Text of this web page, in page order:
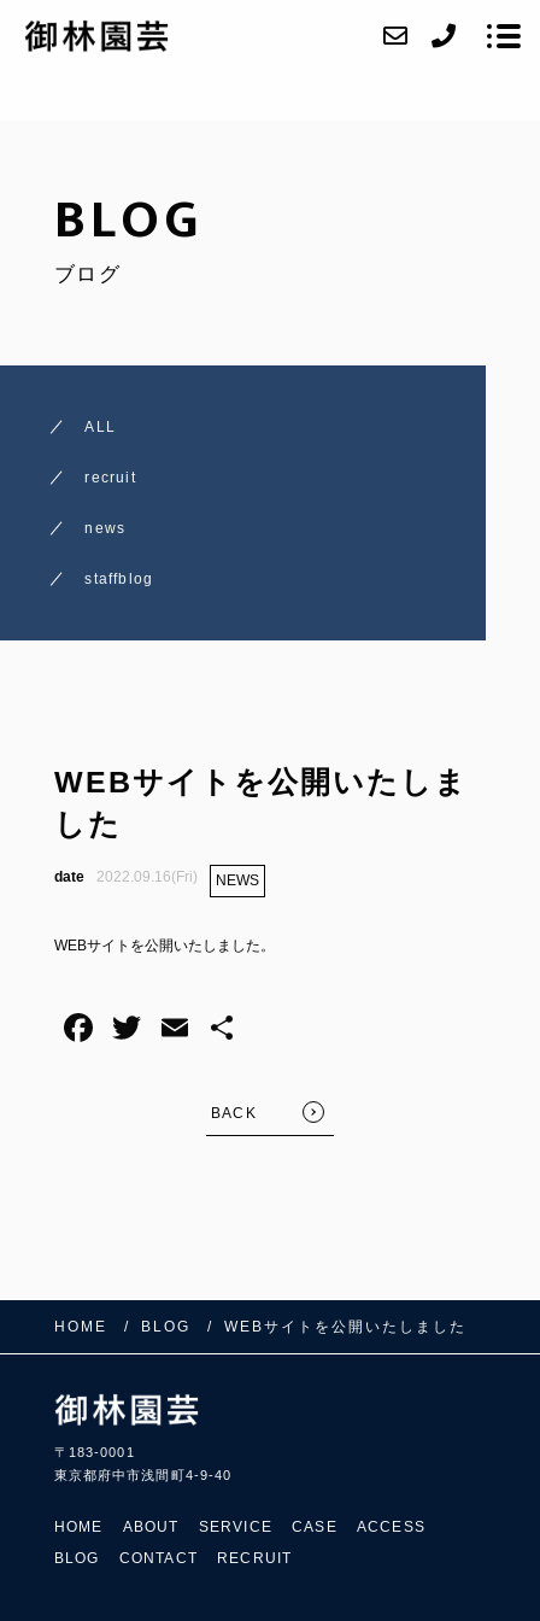
BLOG
ブログ
ALL
recruit
news
staffblog
WEBサイトを公開いたしま
した
2022.09.16(Fri) NEWS
WEBサイトを公開いたしました。
BACK
HOME BLOG WEBサイトを公開いたしました
〒183-0001
東京都府中市浅間町4-9-40
HOME ABOUT SERVICE CASE
ACCESS
BLOG
CONTACT RECRUIT